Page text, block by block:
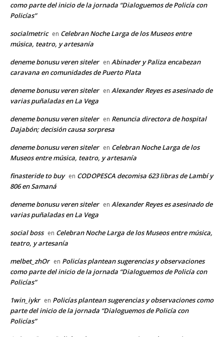
como parte del inicio de la jornada “Dialoguemos de Policía con
Policías”
socialmetric en Celebran Noche Larga de los Museos entre
música, teatro, y artesanía
deneme bonusu veren siteler en Abinader y Paliza encabezan
caravana en comunidades de Puerto Plata
deneme bonusu veren siteler en Alexander Reyes es asesinado de
varias puñaladas en La Vega
deneme bonusu veren siteler en Renuncia directora de hospital
Dajabón; decisión causa sorpresa
deneme bonusu veren siteler en Celebran Noche Larga de los
Museos entre música, teatro, y artesanía
finasteride to buy en CODOPESCA decomisa 623 libras de Lambí y
806 en Samaná
deneme bonusu veren siteler en Alexander Reyes es asesinado de
varias puñaladas en La Vega
social boss en Celebran Noche Larga de los Museos entre música,
teatro, y artesanía
melbet_zhOr en Policías plantean sugerencias y observaciones
como parte del inicio de la jornada “Dialoguemos de Policía con
Policías”
1win_iykr en Policías plantean sugerencias y observaciones como
parte del inicio de la jornada “Dialoguemos de Policía con
Policías”